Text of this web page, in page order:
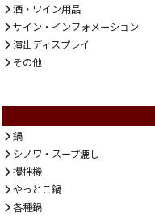
酒・ワイン用品
サイン・インフォメーション
演出ディスプレイ
その他
鍋
シノワ・スープ漉し
攪拌機
やっとこ鍋
各種鍋